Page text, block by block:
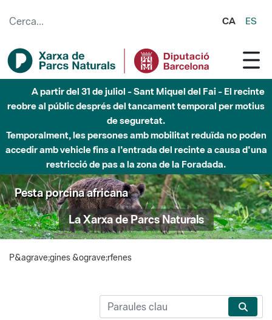
CA ES
A partir del 31 de juliol - Sant Miquel del Fai - El recinte
reobre al públic després del tancament temporal per motius
de seguretat.
Temporalment, les persones amb mobilitat reduïda no poden
accedir amb vehicle fins a l'entrada del recinte a causa d'una
restricció de pas a la zona de la Foradada.
Pesta porcina africana
La Xarxa de Parcs Naturals
P&agrave;gines &ograve;rfenes